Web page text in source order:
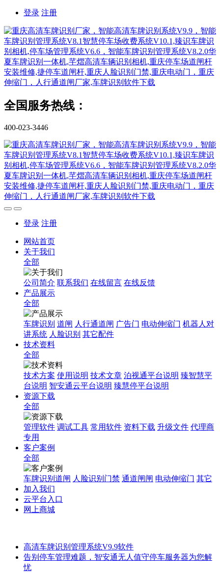
登录 注册
全国服务热线：
400-023-3446
登录 注册
网站首页
关于我们
全部
公司简介 联系我们 在线留言 在线反馈
产品展示
全部
车牌识别 道闸 人行通道闸 广告门 电动伸缩门 机器人对
讲系统 人脸识别 其它配件
技术资料
全部
技术方案 使用说明 技术文章 泊视通平台说明 臻智慧平
台说明 智安通云平台说明 臻慧停平台说明
资源下载
全部
管理软件 调试工具 常用软件 资料下载 升级文件 代理商
专用
客户案例
全部
车牌识别道闸 人脸识别门禁 通道闸闸 电动伸缩门 其它
加入我们
云平台入口
网上商城
高清车牌识别管理系统V9.9软件
告别停车管理难题，智安通无人值守停车服务器为您解
忧